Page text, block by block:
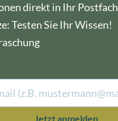
direkt in Ihr Postfach
Testen Sie Ihr Wissen!
Jetzt anmelden